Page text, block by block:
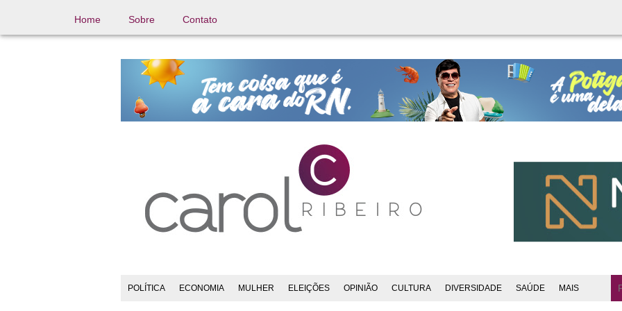
Home Sobre Contato
POLÍTICA ECONOMIA MULHER ELEIÇÕES OPINIÃO CULTURA DIVERSIDADE SAÚDE MAIS